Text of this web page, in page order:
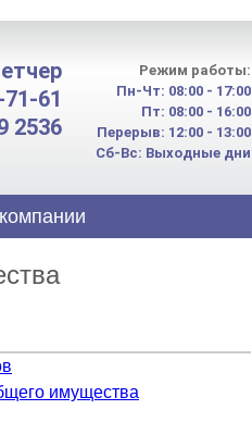
61
2536
Режим работы:
Пн-Чт: 08:00 - 17:00
Пт: 08:00 - 16:00
Перерыв: 12:00 - 13:00
Сб-Вс: Выходные дни
имущества